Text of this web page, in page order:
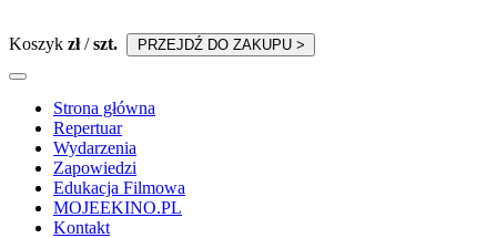
Koszyk zł/szt. PRZEJDŹ DO ZAKUPU >
Strona główna
Repertuar
Wydarzenia
Zapowiedzi
Edukacja Filmowa
MOJEEKINO.PL
Kontakt